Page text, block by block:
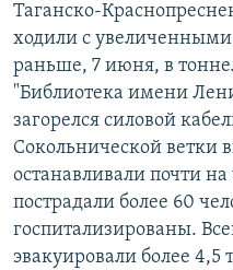
Таганско-
ходили с
раньше, 7 июня, в
"Библиотека имени
загорелся силовой
Сокольнической ветки
останавливали почти
пострадали более 60
госпитализированы.
эвакуировали более 4,5